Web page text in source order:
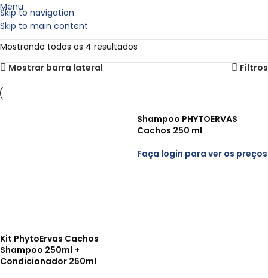
Skip to navigation
Skip to main content
Menu
Mostrando todos os 4 resultados
Mostrar barra lateral
Filtros
Kit PhytoErvas Cachos
Shampoo 250ml +
Condicionador 250ml
Shampoo PHYTOERVAS
Cachos 250 ml
Faça login para ver os preços